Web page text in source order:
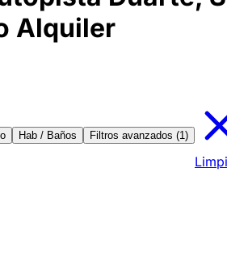
Alquiler
Hab / Baños Filtros avanzados (1)